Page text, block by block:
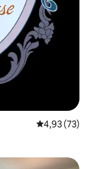
Évaluation
4,93 (73)